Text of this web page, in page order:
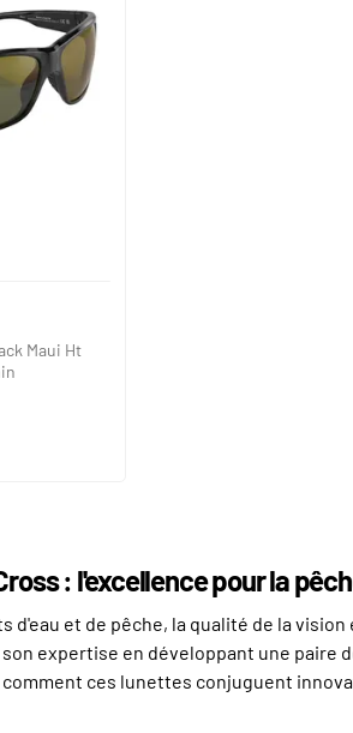
Maui Ht
: l'excellence pour la
d'eau et de pêche, la qualité de la
expertise en développant une paire
ces lunettes conjuguent